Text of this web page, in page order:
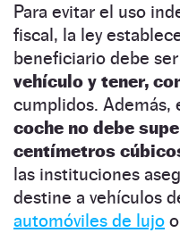
Para evitar el uso
fiscal, la ley
beneficiario debe
vehículo y tener,
cumplidos.
coche no debe
centímetros
las instituciones
destine a vehículos
automóviles de lujo